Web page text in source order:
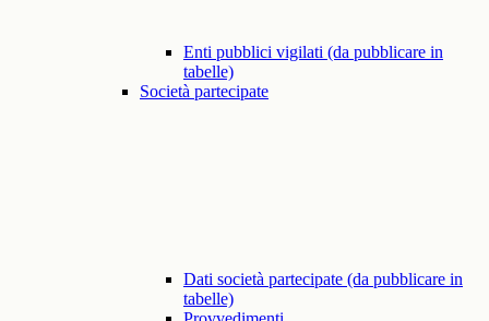
Enti pubblici vigilati (da pubblicare in
tabelle)
Società partecipate
Dati società partecipate (da pubblicare in
tabelle)